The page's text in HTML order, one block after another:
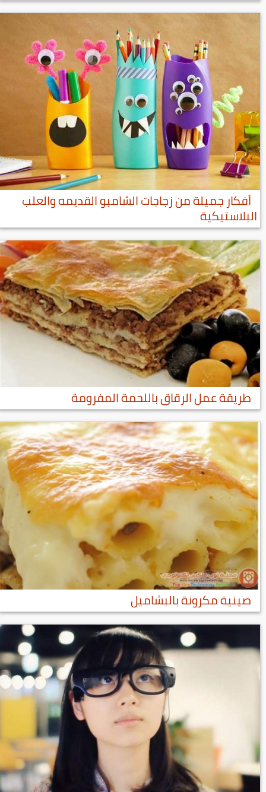
أفكار جميلة من زجاجات الشامبو القديمه والعلب
البلاستيكية
طريقة عمل الرقاق باللحمة المفرومة
صينية مكرونة بالبشاميل